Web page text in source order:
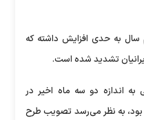
سال به حدی افزایش داشته که
تشدید شده است.
به اندازه دو سه ماه اخیر در
بود، به نظر می‌رسد تصویب طرح